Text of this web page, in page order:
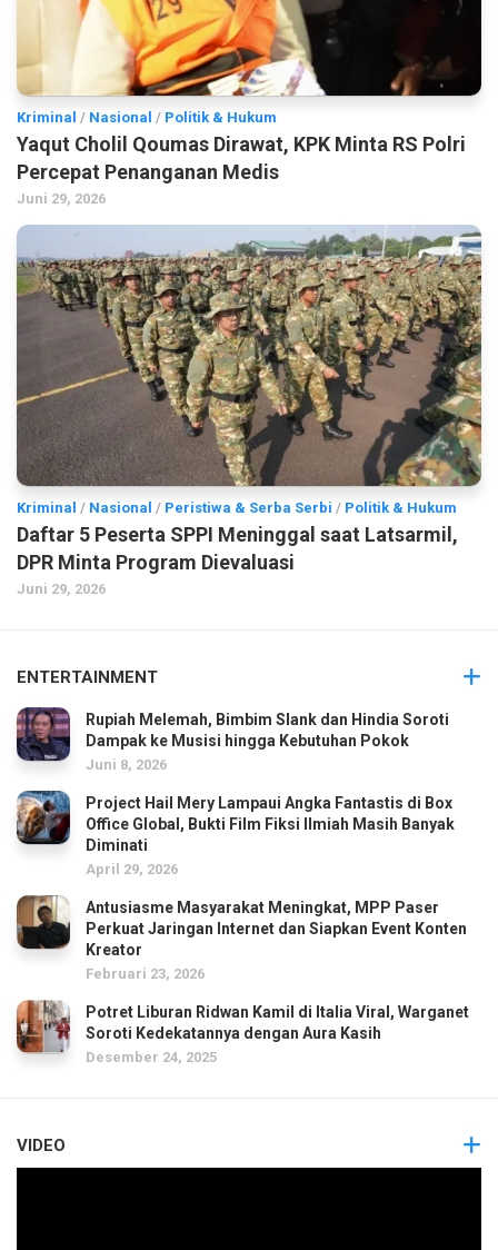
Kriminal / Nasional / Politik & Hukum
Yaqut Cholil Qoumas Dirawat, KPK Minta RS Polri
Percepat Penanganan Medis
Juni 29, 2026
Kriminal / Nasional / Peristiwa & Serba Serbi / Politik & Hukum
Daftar 5 Peserta SPPI Meninggal saat Latsarmil,
DPR Minta Program Dievaluasi
Juni 29, 2026
ENTERTAINMENT
Rupiah Melemah, Bimbim Slank dan Hindia Soroti
Dampak ke Musisi hingga Kebutuhan Pokok
Juni 8, 2026
Project Hail Mery Lampaui Angka Fantastis di Box
Office Global, Bukti Film Fiksi Ilmiah Masih Banyak
Diminati
April 29, 2026
Antusiasme Masyarakat Meningkat, MPP Paser
Perkuat Jaringan Internet dan Siapkan Event Konten
Kreator
Februari 23, 2026
Potret Liburan Ridwan Kamil di Italia Viral, Warganet
Soroti Kedekatannya dengan Aura Kasih
Desember 24, 2025
VIDEO